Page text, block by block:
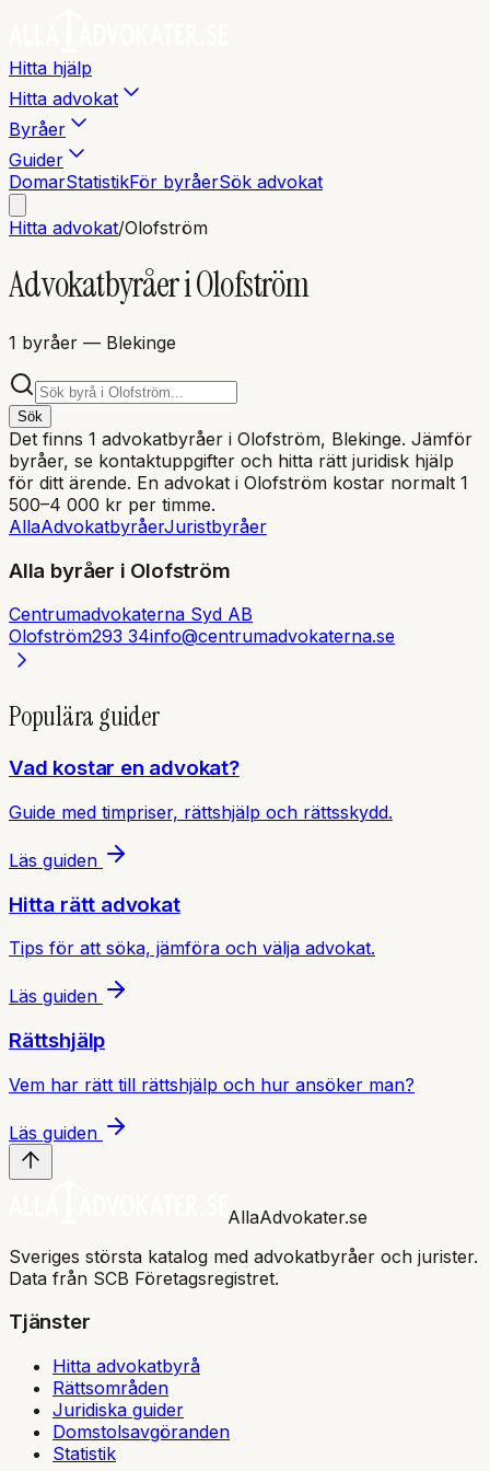
Hitta hjälp
Hitta advokat
Byråer
Guider
DomarStatistikFör byråerSök advokat
Hitta advokat/Olofström
Advokatbyråer iOlofström
1 byråer — Blekinge
Sök
Det finns 1 advokatbyråer i Olofström, Blekinge. Jämför
byråer, se kontaktuppgifter och hitta rätt juridisk hjälp
för ditt ärende. En advokat i Olofström kostar normalt 1
500–4 000 kr per timme.
AllaAdvokatbyråerJuristbyråer
Alla byråer i Olofström
Centrumadvokaterna Syd AB
Olofström293 34info@centrumadvokaterna.se
Populära guider
Vad kostar en advokat?
Guide med timpriser, rättshjälp och rättsskydd.
Läs guiden
Hitta rätt advokat
Tips för att söka, jämföra och välja advokat.
Läs guiden
Rättshjälp
Vem har rätt till rättshjälp och hur ansöker man?
Läs guiden
AllaAdvokater.se
Sveriges största katalog med advokatbyråer och jurister.
Data från SCB Företagsregistret.
Tjänster
Hitta advokatbyrå
Rättsområden
Juridiska guider
Domstolsavgöranden
Statistik